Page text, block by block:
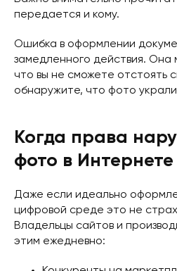
передается и кому.
Ошибка в оформлении
замедленного действия. Она
что вы не сможете отстоять
обнаружите, что фото
Когда права
фото в Интернете
Даже если идеально
цифровой среде это не
Владельцы сайтов и
этим ежедневно: